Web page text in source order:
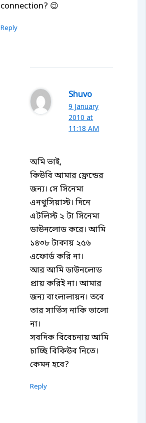
connection? 😉
Reply
Shuvo
9 January
2010 at
11:18 AM
অমি ভাই,
কিউবি আমার ফ্রেন্ডের
জন্য। সে সিনেমা
এনথুসিয়াস্ট। দিনে
এটলিস্ট ২ টা সিনেমা
ডাউনলোড করে। আমি
১৪৩৮ টাকায় ২৫৬
এফোর্ড করি না।
আর আমি ডাউনলোড
প্রায় করিই না। আমার
জন্য বাংলালায়ন। তবে
তার সার্ভিস নাকি ভালো
না।
সবদিক বিবেচনায় আমি
চাচ্ছি বিকিউব নিতে।
কেমন হবে?
Reply